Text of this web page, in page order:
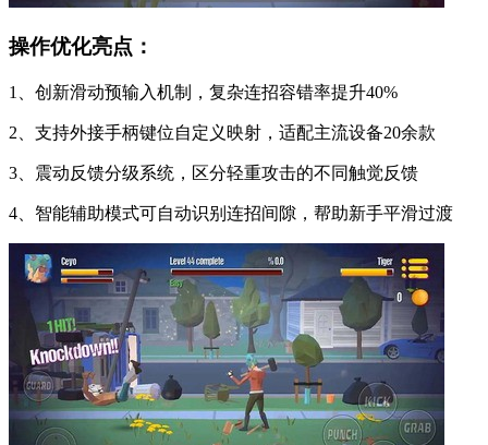
操作优化亮点：
1、创新滑动预输入机制，复杂连招容错率提升40%
2、支持外接手柄键位自定义映射，适配主流设备20余款
3、震动反馈分级系统，区分轻重攻击的不同触觉反馈
4、智能辅助模式可自动识别连招间隙，帮助新手平滑过渡